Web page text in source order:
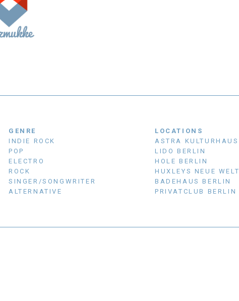
GENRE
INDIE ROCK
POP
ELECTRO
ROCK
SINGER/SONGWRITER
ALTERNATIVE
LOCATIONS
ASTRA KULTURHAUS
LIDO BERLIN
HOLE BERLIN
HUXLEYS NEUE WELT
BADEHAUS BERLIN
PRIVATCLUB BERLIN